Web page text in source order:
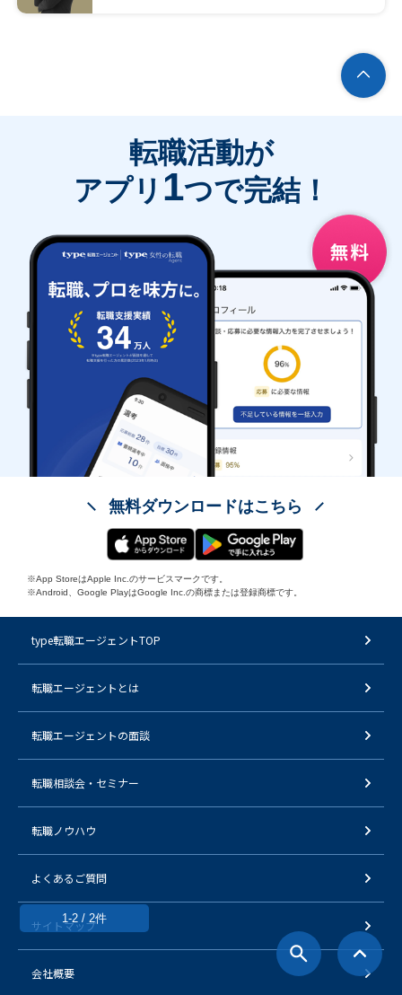
1-2 / 2件
転職活動が
アプリ 1つで完結！
無料ダウンロードはこちら
※App StoreはApple Inc.のサービスマークです。
※Android、Google PlayはGoogle Inc.の商標または登録商標です。
type転職エージェントTOP
転職エージェントとは
転職エージェントの面談
転職相談会・セミナー
転職ノウハウ
よくあるご質問
サイトマップ
会社概要